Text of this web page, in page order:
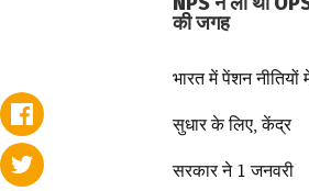
की जगह
भारत में पेंशन नीतियों
सुधार के लिए, केंद्र
सरकार ने 1 जनवरी